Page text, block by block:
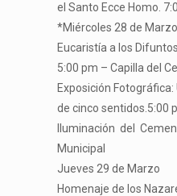
el Santo Ecce Homo.
*Miércoles 28 de
Eucaristía a los Difuntos
5:00 pm – Capilla del
Exposición
de cinco sentidos.5:00
Iluminación del
Municipal
Jueves 29 de Marzo
Homenaje de los